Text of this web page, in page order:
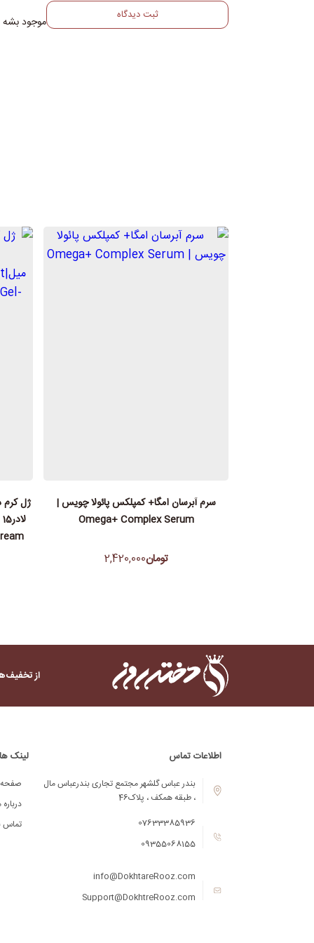
ثبت دیدگاه موجود بشه
سرم آبرسان امگا+ کمپلکس پائولا چویس |
Omega+ Complex Serum
تومان2,420,000
ژل کرم
از
اطلاعات تماس
بندر عباس گلشهر مجتمع تجاری بندرعباس مال
، طبقه همکف ، پلاک46
07633385936
09355068155
info@DokhtareRooz.com
Support@DokhtreRooz.com
لینک
درباره
تماس